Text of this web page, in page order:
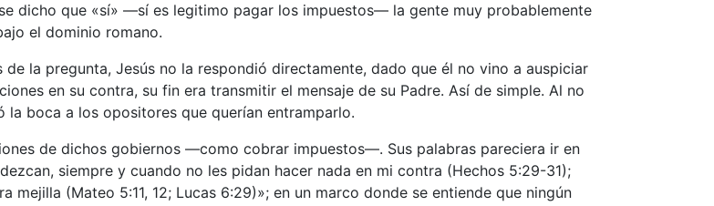
dicho que «sí» —sí es legitimo pagar los impuestos— la gente muy probablemente
el dominio romano.
la pregunta, Jesús no la respondió directamente, dado que él no vino a auspiciar
en su contra, su fin era transmitir el mensaje de su Padre. Así de simple. Al no
boca a los opositores que querían entramparlo.
de dichos gobiernos —como cobrar impuestos—. Sus palabras pareciera ir en
siempre y cuando no les pidan hacer nada en mi contra (Hechos 5:29-31);
(Mateo 5:11, 12; Lucas 6:29)»; en un marco donde se entiende que ningún